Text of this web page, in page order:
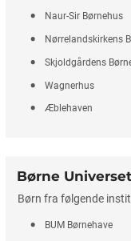
Naur-Sir Børnehus
Nørrelandskirkens
Skjoldgårdens
Wagnerhus
Æblehaven
Børne
Børn fra følgende
BUM Børnehave